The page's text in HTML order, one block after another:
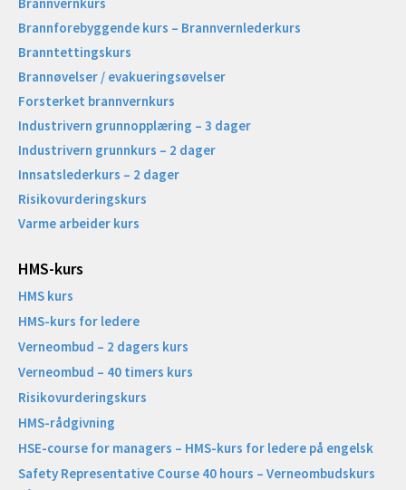
Brannforebyggende kurs – Brannvernlederkurs
Branntettingskurs
Brannøvelser / evakueringsøvelser
Forsterket brannvernkurs
Industrivern grunnopplæring – 3 dager
Industrivern grunnkurs – 2 dager
Innsatslederkurs – 2 dager
Risikovurderingskurs
Varme arbeider kurs
HMS-kurs
HMS kurs
HMS-kurs for ledere
Verneombud – 2 dagers kurs
Verneombud – 40 timers kurs
Risikovurderingskurs
HMS-rådgivning
HSE-course for managers – HMS-kurs for ledere på engelsk
Safety Representative Course 40 hours – Verneombudskurs